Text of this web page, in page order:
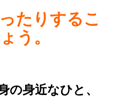
たりするこ
う。
の身近なひと、